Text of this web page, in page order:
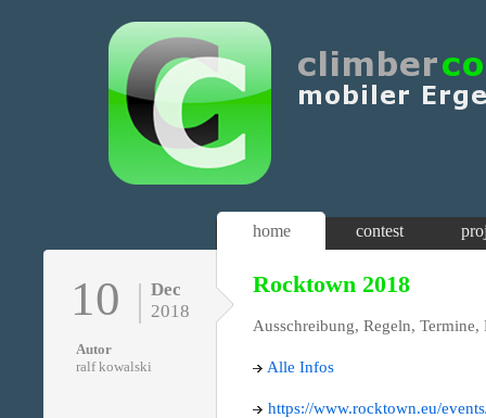
home contest
10
Dec
2018
Autor
ralf kowalski
Rocktown 2018
Ausschreibung, Regeln, Termine,
Alle Infos
https://www.rocktown.eu/